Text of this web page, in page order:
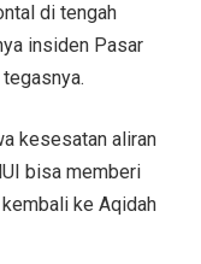
di tengah
insiden Pasar
kesesatan aliran
bisa memberi
ke Aqidah